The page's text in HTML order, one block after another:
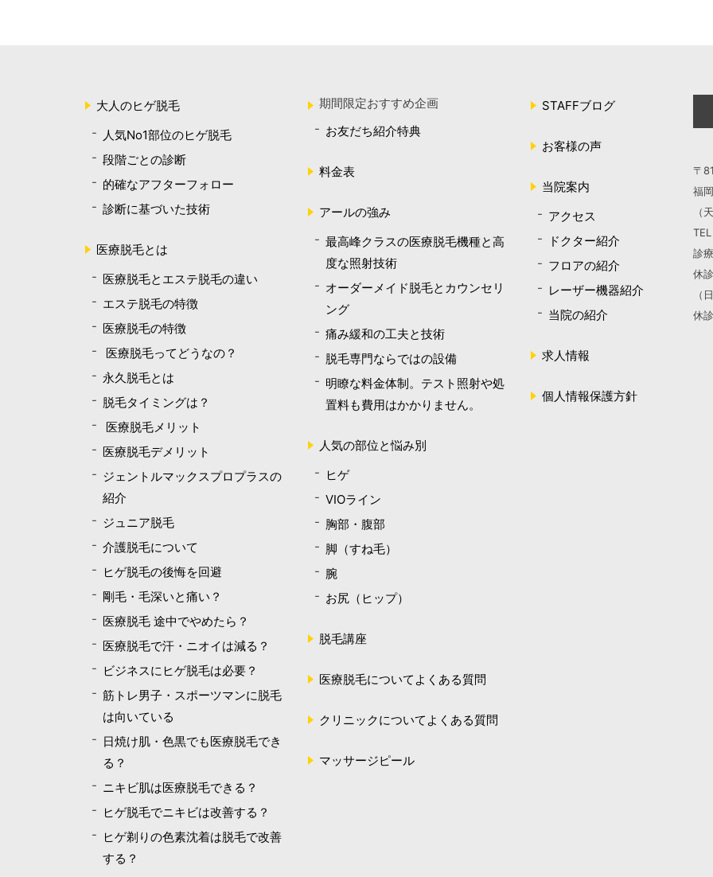
大人のヒゲ脱毛
人気No1部位のヒゲ脱毛
段階ごとの診断
的確なアフターフォロー
診断に基づいた技術
医療脱毛とは
医療脱毛とエステ脱毛の違い
エステ脱毛の特徴
医療脱毛の特徴
医療脱毛ってどうなの？
永久脱毛とは
脱毛タイミングは？
医療脱毛メリット
医療脱毛デメリット
ジェントルマックスプロプラスの
紹介
ジュニア脱毛
介護脱毛について
ヒゲ脱毛の後悔を回避
剛毛・毛深いと痛い？
医療脱毛 途中でやめたら？
医療脱毛で汗・ニオイは減る？
ビジネスにヒゲ脱毛は必要？
筋トレ男子・スポーツマンに脱毛
は向いている
日焼け肌・色黒でも医療脱毛でき
る？
ニキビ肌は医療脱毛できる？
ヒゲ脱毛でニキビは改善する？
ヒゲ剃りの色素沈着は脱毛で改善
する？
期間限定おすすめ企画
お友だち紹介特典
料金表
アールの強み
最高峰クラスの医療脱毛機種と高
度な照射技術
オーダーメイド脱毛とカウンセリ
ング
痛み緩和の工夫と技術
脱毛専門ならではの設備
明瞭な料金体制。テスト照射や処
置料も費用はかかりません。
人気の部位と悩み別
ヒゲ
VIOライン
胸部・腹部
脚（すね毛）
腕
お尻（ヒップ）
脱毛講座
医療脱毛についてよくある質問
クリニックについてよくある質問
マッサージピール
STAFFブログ
お客様の声
当院案内
アクセス
ドクター紹介
フロアの紹介
レーザー機器紹介
当院の紹介
求人情報
個人情報保護方針
〒
福
（
診
休
（
休